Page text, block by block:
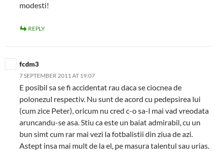
modesti!
REPLY
fcdm3
7 SEPTEMBER 2011 AT 19:07
E posibil sa se fi accidentat rau daca se ciocnea de
polonezul respectiv. Nu sunt de acord cu pedepsirea lui
(cum zice Peter), oricum nu cred c-o sa-l mai vad vreodata
aruncandu-se asa. Stiu ca este un baiat admirabil, cu un
bun simt cum rar mai vezi la fotbalistii din ziua de azi.
Astept insa mai mult de la el, pe masura talentul sau urias.